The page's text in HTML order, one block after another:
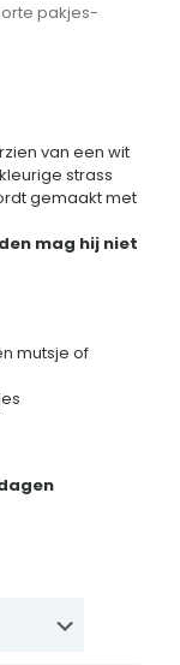
pakjes-
van een wit
strass
gemaakt met
mag hij niet
mutsje of